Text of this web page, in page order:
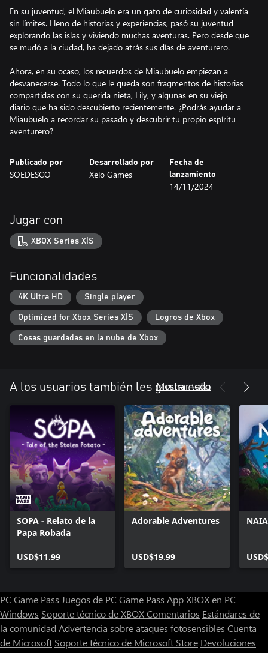
En su juventud, el Miaubuelo era un gato de curiosidad y valentía
sin límites. Lleno de historias y experiencias, pasó su juventud
explorando las islas y viviendo muchas aventuras. Pero desde que
se mudó a la ciudad, ha dejado atrás sus días de aventurero.
Ahora, en su ocaso, los recuerdos de Miaubuelo empiezan a
desvanecerse. Todo lo que le queda son fragmentos de historias
compartidas con su querida nieta, Lily, y algunas en su viejo
diario que ha sido descubierto recientemente. ¿Podrás ayudar a
Miaubuelo a recordar su pasado y descubrir tu propio espíritu
aventurero?
Publicado por
SOEDESCO
Desarrollado por
Xelo Games
Fecha de
lanzamiento
14/11/2024
Jugar con
XBOX Series X|S
Funcionalidades
4K Ultra HD Single player
Optimized for Xbox Series X|S Logros de Xbox
Cosas guardadas en la nube de Xbox
A los usuarios también les gusta esto
Mostrar todo
SOPA - Relato de la
Papa Robada
USD$11.99
Adorable Adventures
USD$19.99
PC Game Pass Juegos de PC Game Pass App XBOX en PC
Windows Soporte técnico de XBOXComentarios Estándares de
la comunidad Advertencia sobre ataques fotosensibles Cuenta
de Microsoft Soporte técnico de Microsoft Store Devoluciones